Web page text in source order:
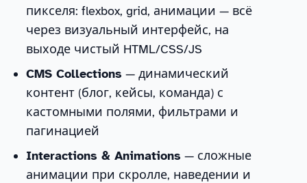
пикселя: flexbox, grid, анимации — всё
через визуальный интерфейс, на
выходе чистый HTML/CSS/JS
CMS Collections — динамический
контент (блог, кейсы, команда) с
кастомными полями, фильтрами и
пагинацией
Interactions & Animations — сложные
анимации при скролле, наведении и